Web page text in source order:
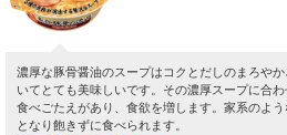
濃厚な豚骨醤油のスープはコクとだしのまろや
いてとても美味しいです。その濃厚スープに合
食べごたえがあり、食欲を増します。家系のよ
となり飽きずに食べられます。